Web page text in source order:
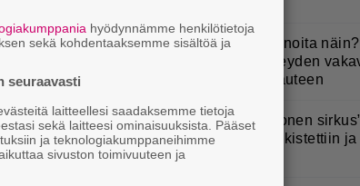
2. Syötkö perunoita
löysivät yhteyden
kansansairauteen
3. ”Että semmonen
kilpailijat julkistettiin ja
hyödynnämme henkilötietoja
sekä kohdentaaksemme sisältöä ja
seuraavasti
laitteellesi saadaksemme tietoja
sekä laitteesi ominaisuuksista. Pääset
ja teknologiakumppaneihimme
sivuston toimivuuteen ja